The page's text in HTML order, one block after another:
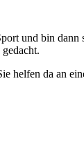
und bin dann
helfen da an